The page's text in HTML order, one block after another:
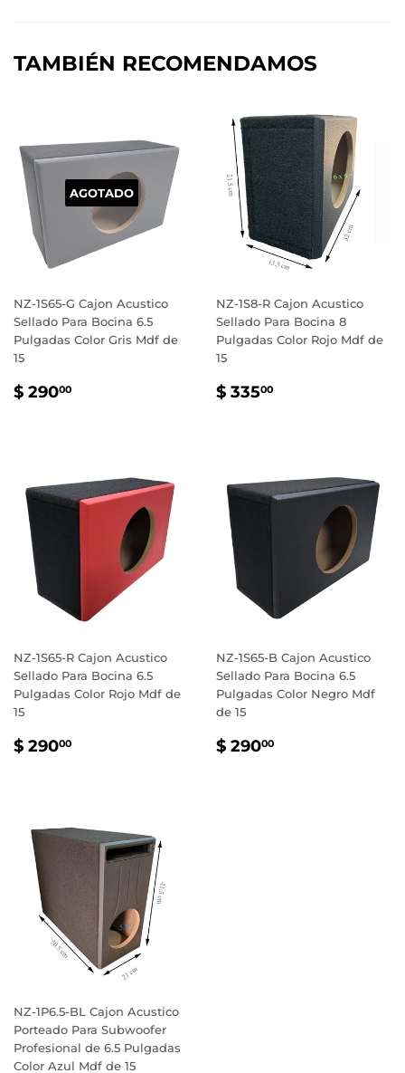
TAMBIÉN RECOMENDAMOS
AGOTADO
NZ-1S65-G Cajon Acustico
Sellado Para Bocina 6.5
Pulgadas Color Gris Mdf de
15
PRECIO
$ 29000
NZ-1S8-R Cajon Acustico
Sellado Para Bocina 8
Pulgadas Color Rojo Mdf de
15
PRECIO
$ 33500
NZ-1S65-R Cajon Acustico
Sellado Para Bocina 6.5
Pulgadas Color Rojo Mdf de
15
PRECIO
$ 29000
NZ-1S65-B Cajon Acustico
Sellado Para Bocina 6.5
Pulgadas Color Negro Mdf
de 15
PRECIO
$ 29000
NZ-1P6.5-BL Cajon Acustico
Porteado Para Subwoofer
Profesional de 6.5 Pulgadas
Color Azul Mdf de 15